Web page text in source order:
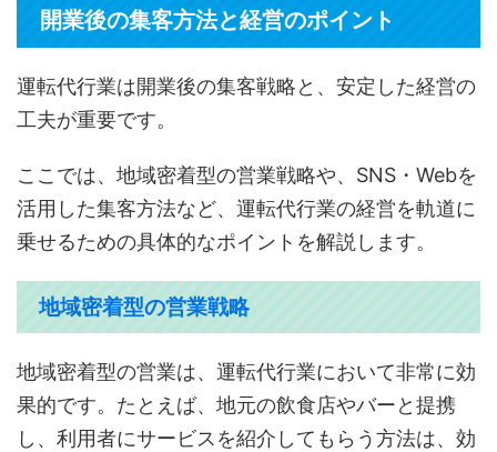
開業後の集客方法と経営のポイント
運転代行業は開業後の集客戦略と、安定した経営の
工夫が重要です。
ここでは、地域密着型の営業戦略や、SNS・Webを
活用した集客方法など、運転代行業の経営を軌道に
乗せるための具体的なポイントを解説します。
地域密着型の営業戦略
地域密着型の営業は、運転代行業において非常に効
果的です。たとえば、地元の飲食店やバーと提携
し、利用者にサービスを紹介してもらう方法は、効